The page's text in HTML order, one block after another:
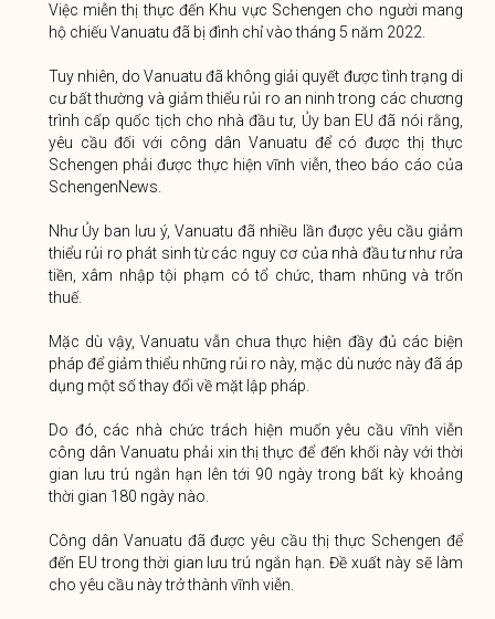
Việc miễn thị thực đến Khu vực Schengen cho người mang
hộ chiếu Vanuatu đã bị đình chỉ vào tháng 5 năm 2022.
Tuy nhiên, do Vanuatu đã không giải quyết được tình trạng di
cư bất thường và giảm thiểu rủi ro an ninh trong các chương
trình cấp quốc tịch cho nhà đầu tư, Ủy ban EU đã nói rằng,
yêu cầu đối với công dân Vanuatu để có được thị thực
Schengen phải được thực hiện vĩnh viễn, theo báo cáo của
SchengenNews.
Như Ủy ban lưu ý, Vanuatu đã nhiều lần được yêu cầu giảm
thiểu rủi ro phát sinh từ các nguy cơ của nhà đầu tư như rửa
tiền, xâm nhập tội phạm có tổ chức, tham nhũng và trốn
thuế.
Mặc dù vậy, Vanuatu vẫn chưa thực hiện đầy đủ các biện
pháp để giảm thiểu những rủi ro này, mặc dù nước này đã áp
dụng một số thay đổi về mặt lập pháp.
Do đó, các nhà chức trách hiện muốn yêu cầu vĩnh viễn
công dân Vanuatu phải xin thị thực để đến khối này với thời
gian lưu trú ngắn hạn lên tới 90 ngày trong bất kỳ khoảng
thời gian 180 ngày nào.
Công dân Vanuatu đã được yêu cầu thị thực Schengen để
đến EU trong thời gian lưu trú ngắn hạn. Đề xuất này sẽ làm
cho yêu cầu này trở thành vĩnh viễn.